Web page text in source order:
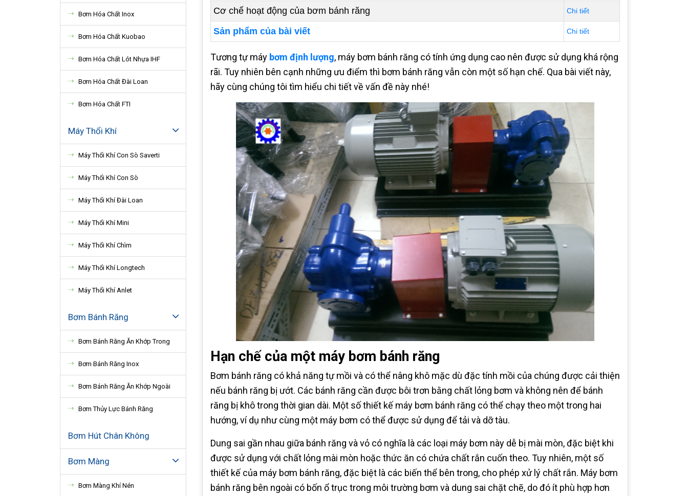
Bơm Hóa Chất Inox
Bơm Hóa Chất Kuobao
Bơm Hóa Chất Lót Nhựa IHF
Bơm Hóa Chất Đài Loan
Bơm Hóa Chất FTI
Máy Thổi Khí
Máy Thổi Khí Con Sò Saverti
Máy Thổi Khí Con Sò
Máy Thổi Khí Đài Loan
Máy Thổi Khí Mini
Máy Thổi Khí Chìm
Máy Thổi Khí Longtech
Máy Thổi Khí Anlet
Bơm Bánh Răng
Bơm Bánh Răng Ăn Khớp Trong
Bơm Bánh Răng Inox
Bơm Bánh Răng Ăn Khớp Ngoài
Bơm Thủy Lực Bánh Răng
Bơm Hút Chân Không
Bơm Màng
Bơm Màng Khí Nén
Cơ chế hoạt động của bơm bánh răng Chi tiết
Sản phẩm của bài viết Chi tiết
Tương tự máy bơm định lượng, máy bơm bánh răng có tính ứng dụng cao nên được sử dụng khá rộng
rãi. Tuy nhiên bên cạnh những ưu điểm thì bơm bánh răng vẫn còn một số hạn chế. Qua bài viết này,
hãy cùng chúng tôi tìm hiểu chi tiết về vấn đề này nhé!
Hạn chế của một máy bơm bánh răng
Bơm bánh răng có khả năng tự mồi và có thể nâng khô mặc dù đặc tính mồi của chúng được cải thiện
nếu bánh răng bị ướt. Các bánh răng cần được bôi trơn bằng chất lỏng bơm và không nên để bánh
răng bị khô trong thời gian dài. Một số thiết kế máy bơm bánh răng có thể chạy theo một trong hai
hướng, ví dụ như cùng một máy bơm có thể được sử dụng để tải và dỡ tàu.
Dung sai gần nhau giữa bánh răng và vỏ có nghĩa là các loại máy bơm này dễ bị mài mòn, đặc biệt khi
được sử dụng với chất lỏng mài mòn hoặc thức ăn có chứa chất rắn cuốn theo. Tuy nhiên, một số
thiết kế của máy bơm bánh răng, đặc biệt là các biến thể bên trong, cho phép xử lý chất rắn. Máy bơm
bánh răng bên ngoài có bốn ổ trục trong môi trường bơm và dung sai chặt chẽ, do đó ít phù hợp hơn